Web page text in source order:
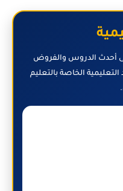
أحدث الدروس والفروض
التعليمية الخاصة بالتعليم